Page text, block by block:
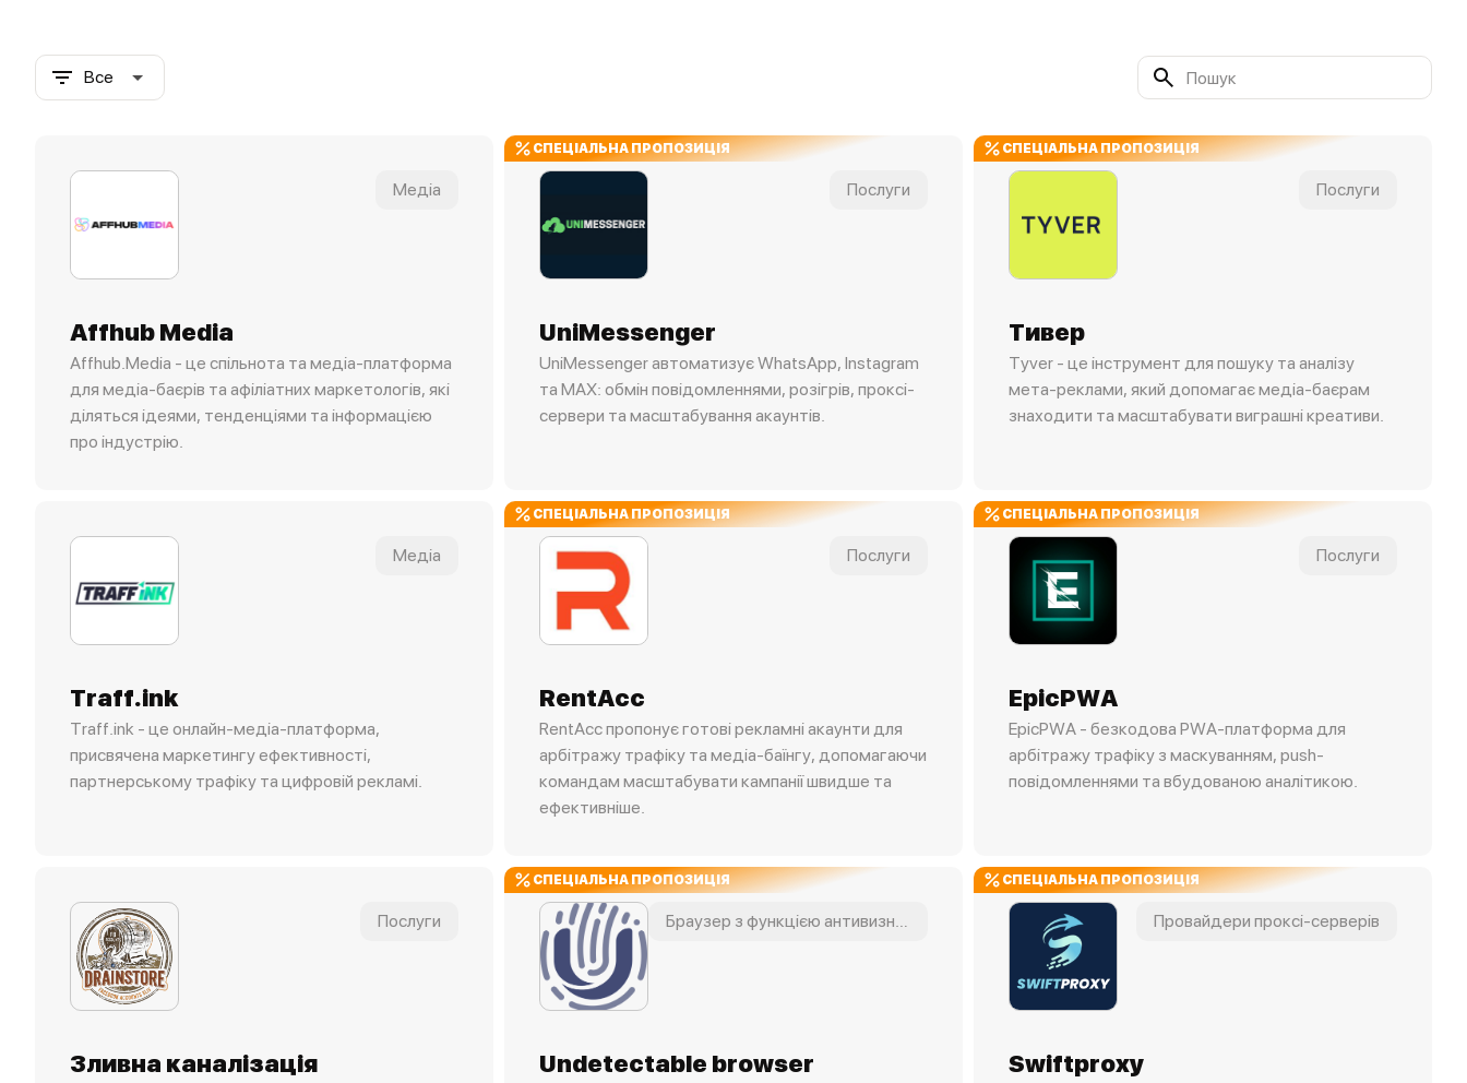
Все
Медіа
Affhub Media
Affhub.Media - це спільнота та медіа-платформа
для медіа-баєрів та афіліатних маркетологів, які
діляться ідеями, тенденціями та інформацією
про індустрію.
СПЕЦІАЛЬНА ПРОПОЗИЦІЯ
Послуги
UniMessenger
UniMessenger автоматизує WhatsApp, Instagram
та MAX: обмін повідомленнями, розігрів, проксі-
сервери та масштабування акаунтів.
СПЕЦІАЛЬНА ПРОПОЗИЦІЯ
Послуги
Тивер
Tyver - це інструмент для пошуку та аналізу
мета-реклами, який допомагає медіа-баєрам
знаходити та масштабувати виграшні креативи.
Медіа
Traff.ink
Traff.ink - це онлайн-медіа-платформа,
присвячена маркетингу ефективності,
партнерському трафіку та цифровій рекламі.
СПЕЦІАЛЬНА ПРОПОЗИЦІЯ
Послуги
RentAcc
RentAcc пропонує готові рекламні акаунти для
арбітражу трафіку та медіа-баїнгу, допомагаючи
командам масштабувати кампанії швидше та
ефективніше.
СПЕЦІАЛЬНА ПРОПОЗИЦІЯ
Послуги
EpicPWA
EpicPWA - безкодова PWA-платформа для
арбітражу трафіку з маскуванням, push-
повідомленнями та вбудованою аналітикою.
Послуги
Зливна каналізація
СПЕЦІАЛЬНА ПРОПОЗИЦІЯ
Браузер з функцією антивизначення
Undetectable browser
СПЕЦІАЛЬНА ПРОПОЗИЦІЯ
Провайдери проксі-серверів
Swiftproxy